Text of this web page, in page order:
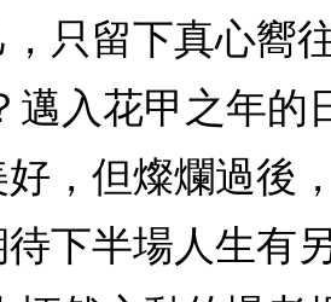
只留下真心嚮
邁入花甲之年的
，但燦爛過後
下半場人生有